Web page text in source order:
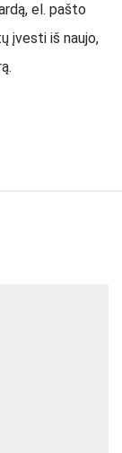
el. pašto
įvesti iš naujo,